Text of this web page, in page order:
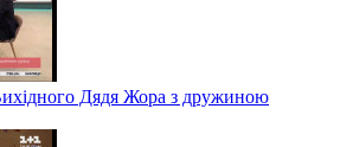
Дядя Жора з дружиною